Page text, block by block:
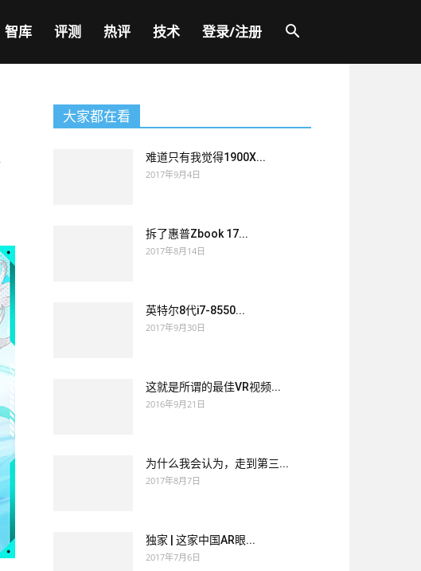
智库 评测 热评 技术 登录/注册
大家都在看
难道只有我觉得1900X...
2017年9月4日
拆了惠普Zbook 17...
2017年8月14日
英特尔8代i7-8550...
2017年9月30日
这就是所谓的最佳VR视频...
2016年9月21日
为什么我会认为，走到第三...
2017年8月7日
独家 | 这家中国AR眼...
2017年7月6日